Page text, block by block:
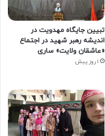
تبیین جایگاه مهدویت در
اندیشه رهبر شهید در اجتماع
«عاشقان ولایت» ساری
1 روز پیش